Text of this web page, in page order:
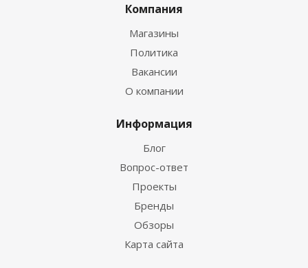
Компания
Магазины
Политика
Вакансии
О компании
Информация
Блог
Вопрос-ответ
Проекты
Бренды
Обзоры
Карта сайта